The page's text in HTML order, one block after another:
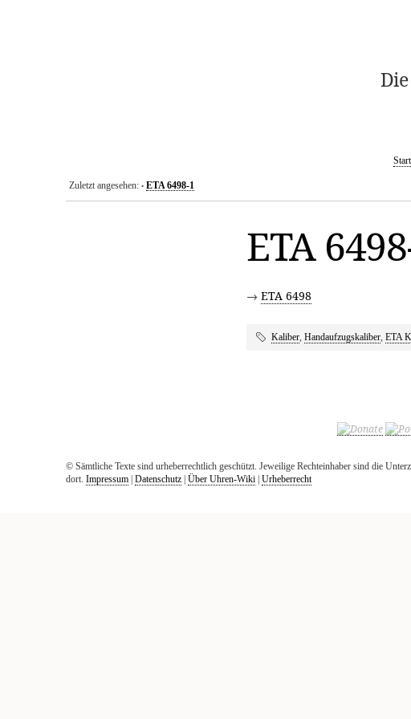
Start
Zuletzt angesehen: • ETA 6498-1
ETA
→ ETA 6498
Kaliber, Handaufzugskaliber, ETA
© Sämtliche Texte sind urheberrechtlich geschützt. Jeweilige Rechteinhaber sind die
dort. Impressum Datenschutz Über Uhren-Wiki Urheberrecht